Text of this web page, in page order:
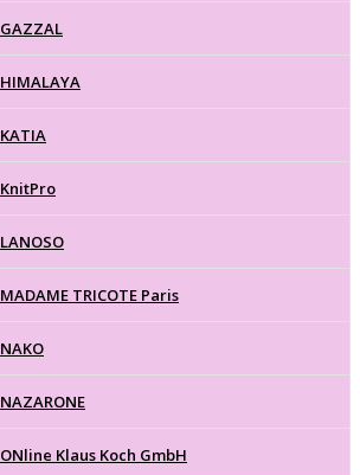
GAZZAL
HIMALAYA
KATIA
KnitPro
LANOSO
MADAME TRICOTE Paris
NAKO
NAZARONE
ONline Klaus Koch GmbH